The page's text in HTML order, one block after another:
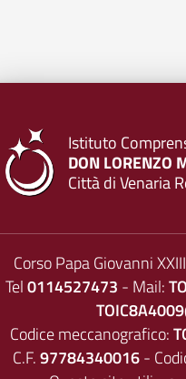
Istituto
DON LORENZO
Città di Venaria
Corso Papa Giovanni
Tel0114527473 - Mail:
Codice meccanografico:
C.F.97784340016-